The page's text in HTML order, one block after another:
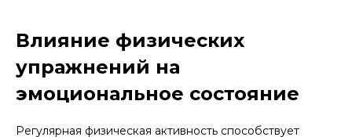
Влияние физических
упражнений на
эмоциональное состояние
Регулярная физическая активность способствует